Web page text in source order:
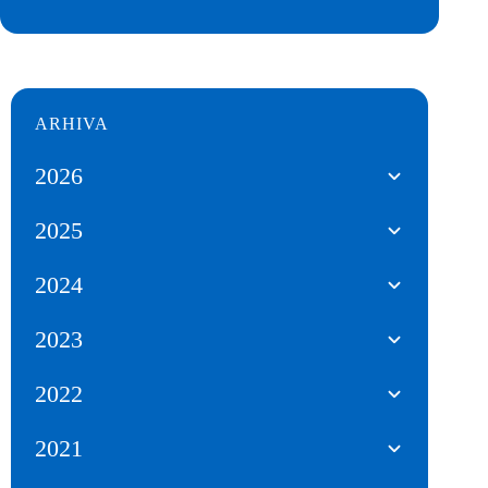
ARHIVA
2026
2025
2024
2023
2022
2021